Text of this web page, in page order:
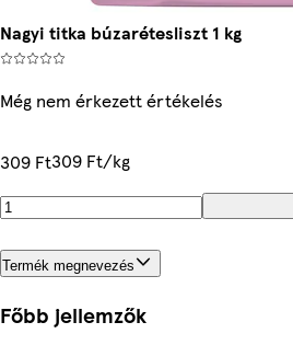
Nagyi titka búzarétesliszt 1 kg
Még nem érkezett értékelés
309 Ft309 Ft/kg
Termék megnevezés
Főbb jellemzők